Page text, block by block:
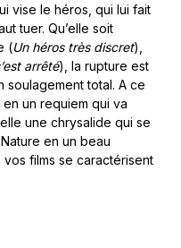
vise le héros, qui lui fait
tuer. Qu’elle soit
(Un héros très discret),
arrêté), la rupture est
soulagement total. A ce
un requiem qui va
une chrysalide qui se
en un beau
films se caractérisent